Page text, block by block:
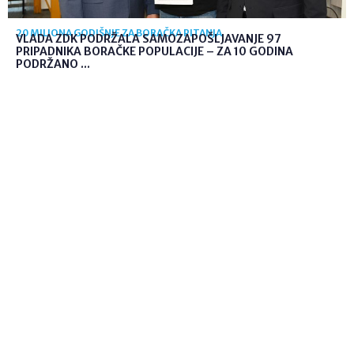
20 MILIONA GODIŠNJE ZA BORAČKA PITANJA
VLADA ZDK PODRŽALA SAMOZAPOŠLJAVANJE 97
PRIPADNIKA BORAČKE POPULACIJE – ZA 10 GODINA
PODRŽANO ...